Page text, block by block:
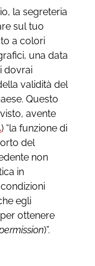
la segreteria
sul tuo
a colori
una data
dovrai
validità del
Questo
avente
) “la funzione di
del
non
in
egli
ottenere
)”.